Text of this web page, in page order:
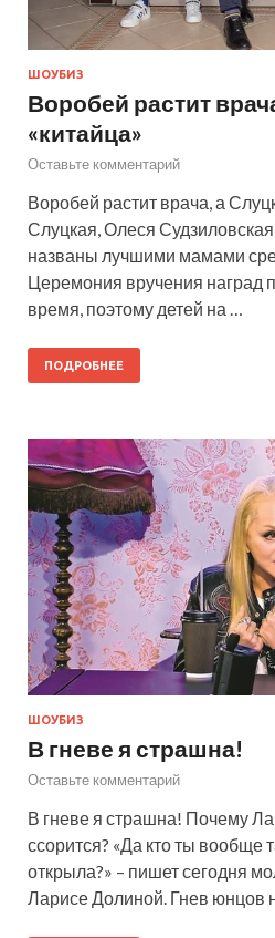
ШОУБИЗ
Воробей растит
«китайца»
Оставьте комментарий
Воробей растит врача, а
Слуцкая, Олеся
названы лучшими мамами
Церемония вручения наград
время, поэтому детей на …
ПОДРОБНЕЕ
ШОУБИЗ
В гневе я страшна!
Оставьте комментарий
В гневе я страшна! Почему
ссорится? «Да кто ты вообще
открыла?» – пишет сегодня
Ларисе Долиной. Гнев юнцов